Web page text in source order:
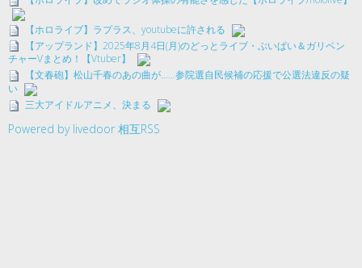
【ホロライブ】ラプラス、youtubeに許される
【アップランド】2025年8月4日(月)のどっとライブ・ぶいぱい＆ガリベン
チャーVまとめ！【Vtuber】
【文春砲】松山千春のあの曲が……参院選自民候補の応援で公選法違反の疑
い
三大アイドルアニメ、決まる
Powered by livedoor 相互RSS